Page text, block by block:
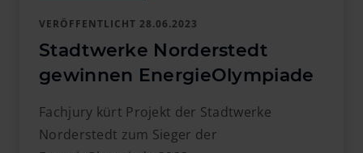
VERÖFFENTLICHT 28.06.2023
Stadtwerke Norderstedt
gewinnen EnergieOlympiade
Fachjury kürt Projekt der Stadtwerke
Norderstedt zum Sieger der